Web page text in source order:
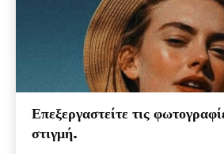
Επεξεργαστείτε τις
στιγμή.